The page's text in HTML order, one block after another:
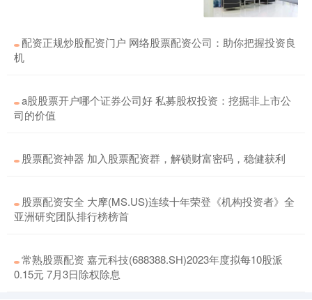
配资正规炒股配资门户 网络股票配资公司：助你把握投资良
机
a股股票开户哪个证券公司好 私募股权投资：挖掘非上市公
司的价值
股票配资神器 加入股票配资群，解锁财富密码，稳健获利
股票配资安全 大摩(MS.US)连续十年荣登《机构投资者》全
亚洲研究团队排行榜榜首
常熟股票配资 嘉元科技(688388.SH)2023年度拟每10股派
0.15元 7月3日除权除息